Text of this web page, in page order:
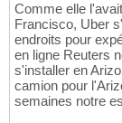
Comme elle
Francisco, Uber
endroits pour
en ligne Reuters
s'installer en
camion pour
semaines notre